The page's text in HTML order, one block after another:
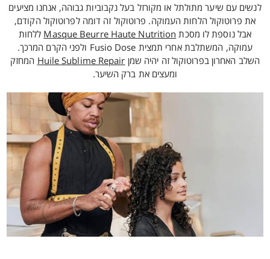
לנשים עם שיער מתולתל או מקורזל בעל נקבוביות גבוהה, אנחנו מציעים
את פרוטוקול הלחות העמוקה. פרוטוקול זה דומה לפרוטוקול הקודם,
אבל נוספת לו מסכת Masque Beurre Haute Nutrition ללחות
עמוקה, המשתלבת אחרי תמצית Fusio Dose ולפני הקרם המרכך.
השלב האחרון בפרוטוקול זה יהיה שמן Huile Sublime Repair המחזק
ומעצים את ברק השיער.